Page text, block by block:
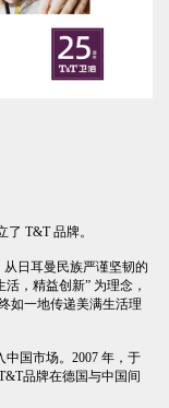
了 T&T 品牌。
日耳曼民族严谨坚韧的
，精益创新” 为理念，
如一地传递美满生活理
中国市场。2007 年，于
品牌在德国与中国间